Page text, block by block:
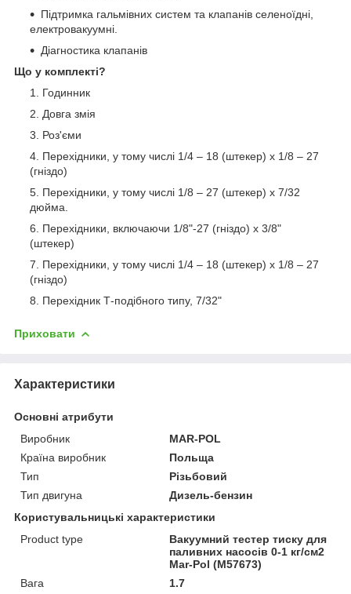
Підтримка гальмівних систем та клапанів селеноїдні,
електровакуумні.
Діагностика клапанів
Що у комплекті?
Годинник
Довга змія
Роз'єми
Перехідники, у тому числі 1/4 – 18 (штекер) x 1/8 – 27
(гніздо)
Перехідники, у тому числі 1/8 – 27 (штекер) x 7/32
дюйма.
Перехідники, включаючи 1/8"-27 (гніздо) x 3/8"
(штекер)
Перехідники, у тому числі 1/4 – 18 (штекер) x 1/8 – 27
(гніздо)
Перехідник Т-подібного типу, 7/32"
Приховати
Характеристики
Основні атрибути
Виробник
MAR-POL
Країна виробник
Польща
Тип
Різьбовий
Тип двигуна
Дизель-бензин
Користувальницькі характеристики
Product type
Вакуумний тестер тиску для
паливних насосів 0-1 кг/см2
Mar-Pol (M57673)
Вага
1.7